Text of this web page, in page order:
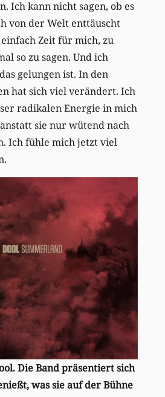
Ich kann nicht sagen, ob es
von der Welt enttäuscht
Zeit für mich, zu
so zu sagen. Und ich
gelungen ist. In den
hat sich viel verändert. Ich
radikalen Energie in mich
sie nur wütend nach
Ich fühle mich jetzt viel
Die Band präsentiert sich
was sie auf der Bühne